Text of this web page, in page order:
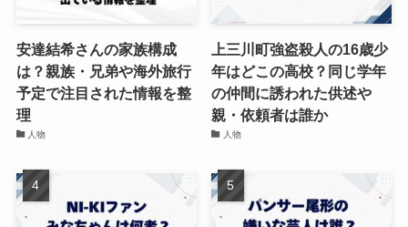
安達結希さんの家族構成
は？親族・兄弟や海外旅行
予定で注目された情報を整
理
人物
上三川町強盗殺人の16歳少
年はどこの高校？同じ学年
の仲間に誘われた供述や
親・依頼者は誰か
人物